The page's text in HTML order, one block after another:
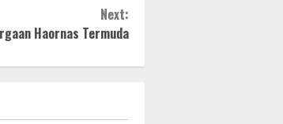
Next:
Haornas Termuda